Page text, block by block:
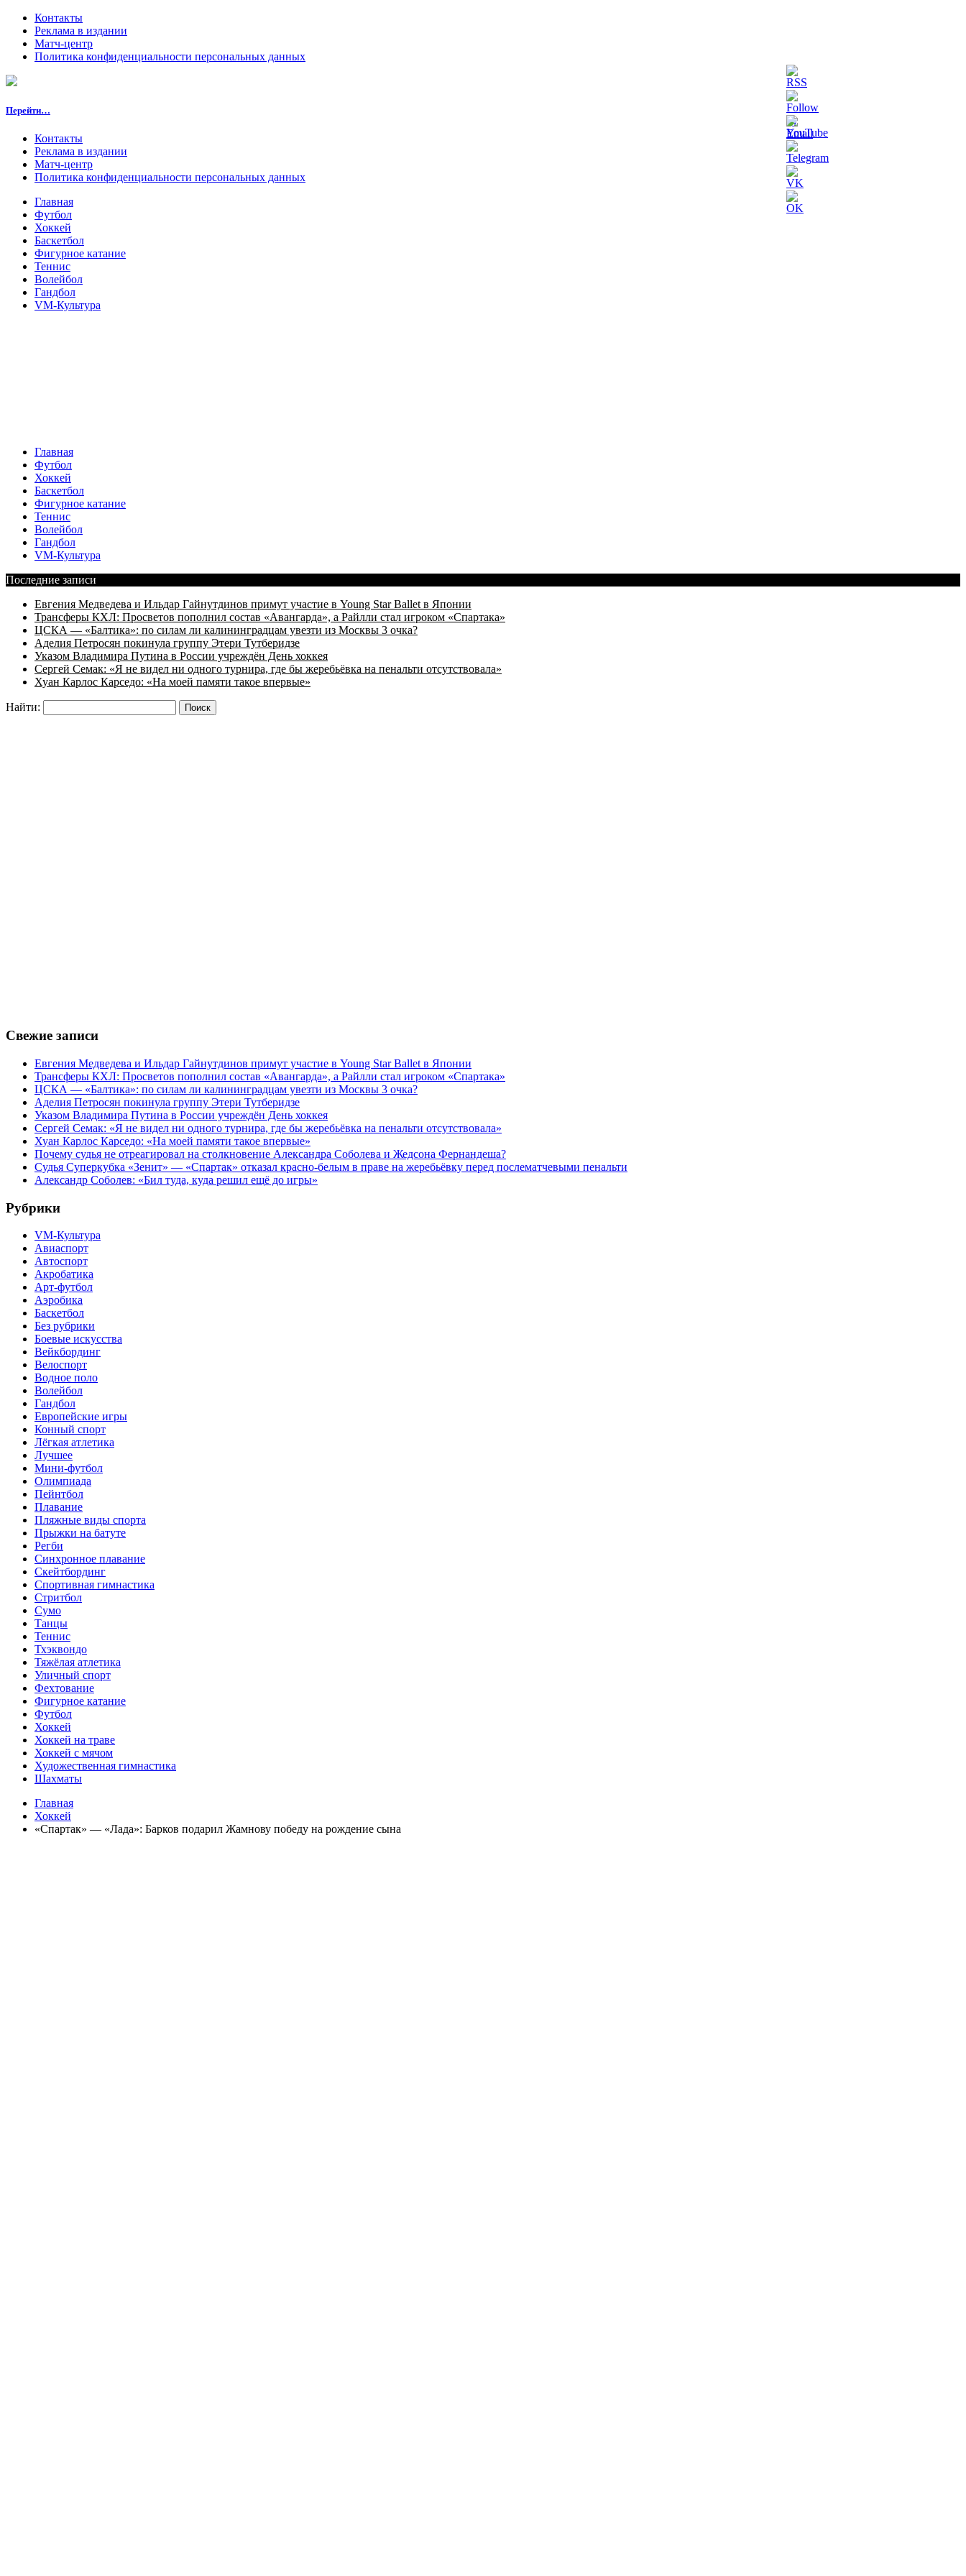
Контакты
Реклама в издании
Матч-центр
Политика конфиденциальности персональных данных
Перейти…
Контакты
Реклама в издании
Матч-центр
Политика конфиденциальности персональных данных
Главная
Футбол
Хоккей
Баскетбол
Фигурное катание
Теннис
Волейбол
Гандбол
VM-Культура
Главная
Футбол
Хоккей
Баскетбол
Фигурное катание
Теннис
Волейбол
Гандбол
VM-Культура
Последние записи
Евгения Медведева и Ильдар Гайнутдинов примут участие в Young Star Ballet в Японии
Трансферы КХЛ: Просветов пополнил состав «Авангарда», а Райлли стал игроком «Спартака»
ЦСКА — «Балтика»: по силам ли калининградцам увезти из Москвы 3 очка?
Аделия Петросян покинула группу Этери Тутберидзе
Указом Владимира Путина в России учреждён День хоккея
Сергей Семак: «Я не видел ни одного турнира, где бы жеребьёвка на пенальти отсутствовала»
Хуан Карлос Карседо: «На моей памяти такое впервые»
Найти:
Свежие записи
Евгения Медведева и Ильдар Гайнутдинов примут участие в Young Star Ballet в Японии
Трансферы КХЛ: Просветов пополнил состав «Авангарда», а Райлли стал игроком «Спартака»
ЦСКА — «Балтика»: по силам ли калининградцам увезти из Москвы 3 очка?
Аделия Петросян покинула группу Этери Тутберидзе
Указом Владимира Путина в России учреждён День хоккея
Сергей Семак: «Я не видел ни одного турнира, где бы жеребьёвка на пенальти отсутствовала»
Хуан Карлос Карседо: «На моей памяти такое впервые»
Почему судья не отреагировал на столкновение Александра Соболева и Жедсона Фернандеша?
Судья Суперкубка «Зенит» — «Спартак» отказал красно-белым в праве на жеребьёвку перед послематчевыми пенальти
Александр Соболев: «Бил туда, куда решил ещё до игры»
Рубрики
VM-Культура
Авиаспорт
Автоспорт
Акробатика
Арт-футбол
Аэробика
Баскетбол
Без рубрики
Боевые искусства
Вейкбординг
Велоспорт
Водное поло
Волейбол
Гандбол
Европейские игры
Конный спорт
Лёгкая атлетика
Лучшее
Мини-футбол
Олимпиада
Пейнтбол
Плавание
Пляжные виды спорта
Прыжки на батуте
Регби
Синхронное плавание
Скейтбординг
Спортивная гимнастика
Стритбол
Сумо
Танцы
Теннис
Тхэквондо
Тяжёлая атлетика
Уличный спорт
Фехтование
Фигурное катание
Футбол
Хоккей
Хоккей на траве
Хоккей с мячом
Художественная гимнастика
Шахматы
Главная
Хоккей
«Спартак» — «Лада»: Барков подарил Жамнову победу на рождение сына